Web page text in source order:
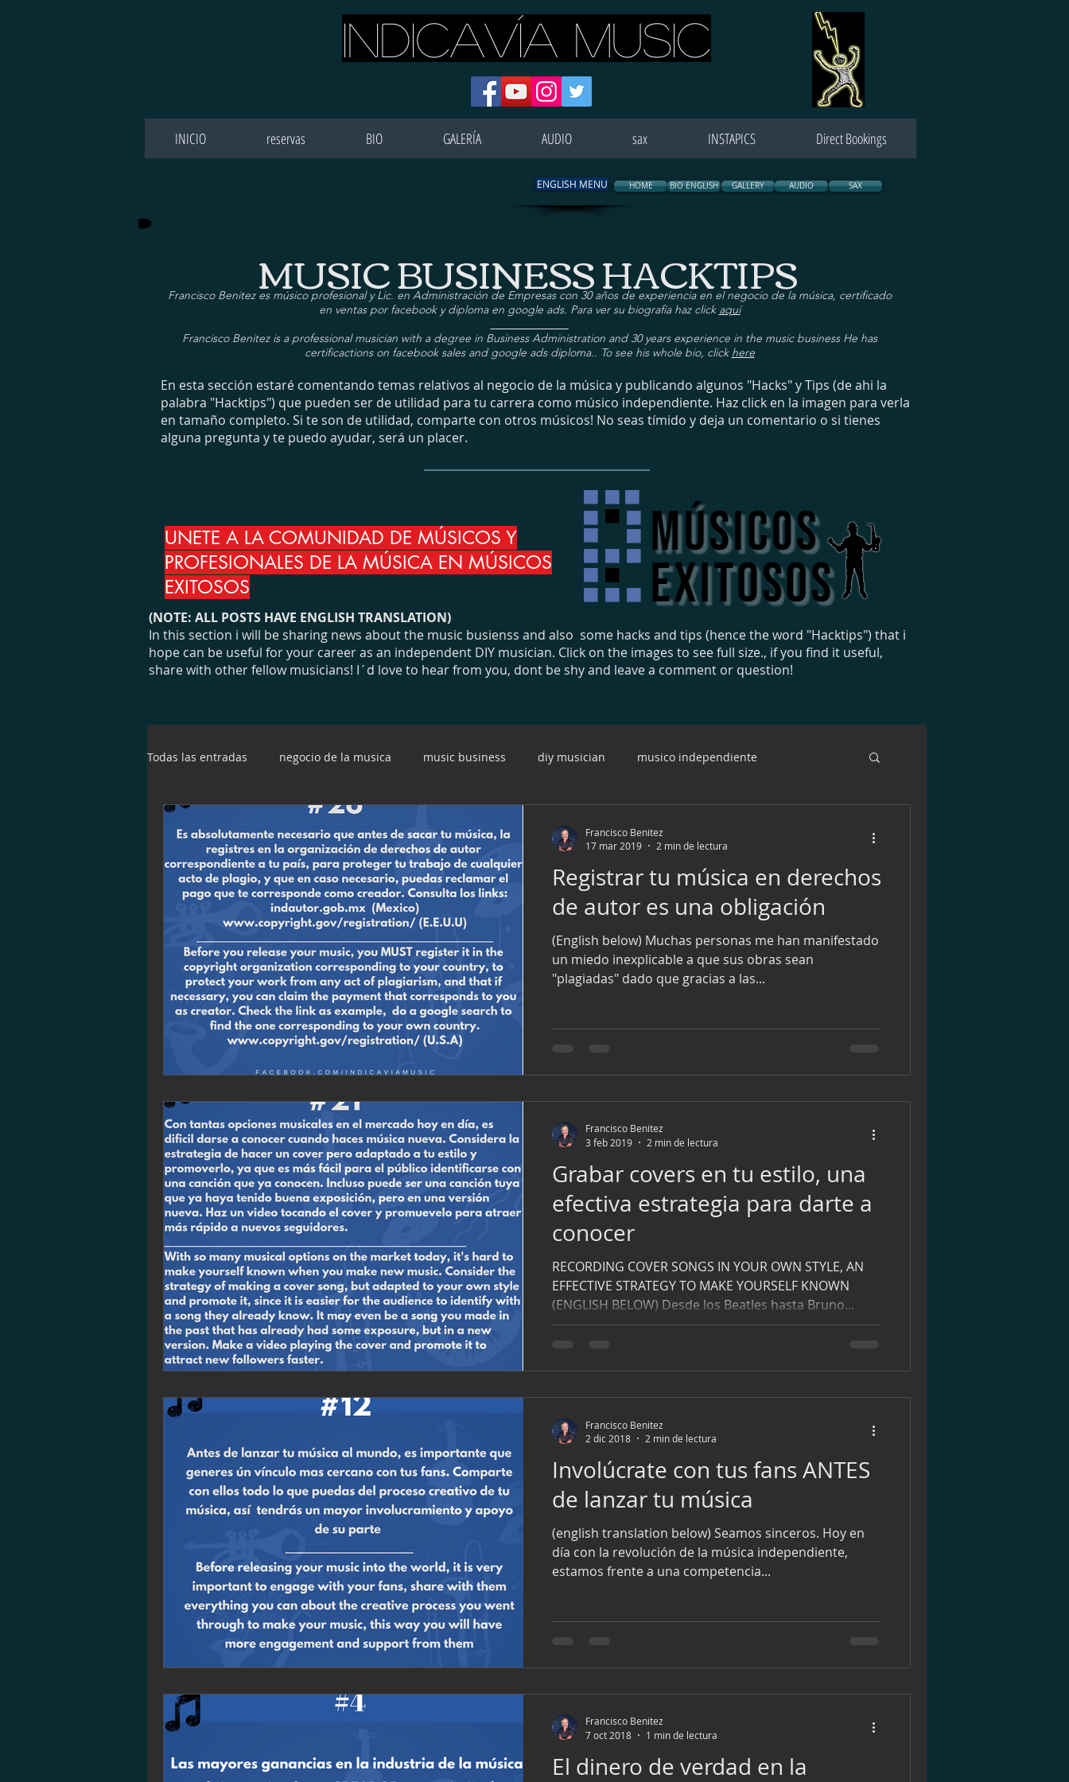
INDICAVÍA MUSIC
INICIO reservas BIO GALERÍA AUDIO sax INSTAPICS Direct Bookings
ENGLISH MENU HOME BIO ENGLISH GALLERY AUDIO SAX
MUSIC BUSINESS HACKTIPS
Francisco Benitez es músico profesional y Lic. en Administración de Empresas con 30 años de experiencia en el negocio de la música, certificado
en ventas por facebook y diploma en google ads. Para ver su biografía haz click aquí
Francisco Benitez is a professional musician with a degree in Business Administration and 30 years experience in the music business He has
certificactions on facebook sales and google ads diploma.. To see his whole bio, click here
En esta sección estaré comentando temas relativos al negocio de la música y publicando algunos "Hacks" y Tips (de ahi la
palabra "Hacktips") que pueden ser de utilidad para tu carrera como músico independiente. Haz click en la imagen para verla
en tamaño completo. Si te son de utilidad, comparte con otros músicos! No seas tímido y deja un comentario o si tienes
alguna pregunta y te puedo ayudar, será un placer.
(NOTE: ALL POSTS HAVE ENGLISH TRANSLATION)
In this section i will be sharing news about the music busienss and also some hacks and tips (hence the word "Hacktips") that i
hope can be useful for your career as an independent DIY musician. Click on the images to see full size., if you find it useful,
share with other fellow musicians! I´d love to hear from you, dont be shy and leave a comment or question!
UNETE A LA COMUNIDAD DE MÚSICOS Y
PROFESIONALES DE LA MÚSICA EN MÚSICOS
EXITOSOS
Todas las entradas negocio de la musica music business diy musician musico independiente
youtube relaciones públicas marketing compositor spotify fans engagement EMAIL
diferenciación video SACM CDbaby copy musician cover ads campaña
landing page
Registrar tu música en derechos
de autor es una obligación
(English below) Muchas personas me han manifestado
un miedo inexplicable a que sus obras sean
"plagiadas" dado que gracias a las...
Francisco Benitez
17 mar 2019
2 min de lectura
Grabar covers en tu estilo, una
efectiva estrategia para darte a
conocer
RECORDING COVER SONGS IN YOUR OWN STYLE, AN
EFFECTIVE STRATEGY TO MAKE YOURSELF KNOWN
(ENGLISH BELOW) Desde los Beatles hasta Bruno
Mars,...
Francisco Benitez
3 feb 2019
2 min de lectura
Involúcrate con tus fans ANTES
de lanzar tu música
(english translation below) Seamos sinceros. Hoy en
día con la revolución de la música independiente,
estamos frente a una competencia...
Francisco Benitez
2 dic 2018
2 min de lectura
El dinero de verdad en la
Francisco Benitez
7 oct 2018
1 min de lectura